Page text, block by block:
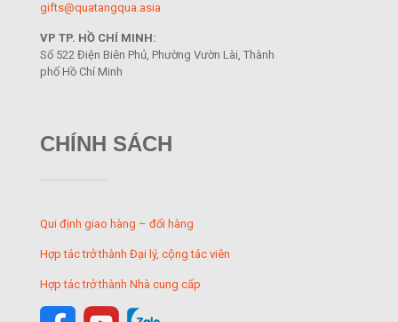
gifts@quatangqua.asia
VP TP. HỒ CHÍ MINH:
Số 522 Điện Biên Phủ, Phường Vườn Lài, Thành
phố Hồ Chí Minh
CHÍNH SÁCH
Qui định giao hàng – đổi hàng
Hợp tác trở thành Đại lý, cộng tác viên
Hợp tác trở thành Nhà cung cấp